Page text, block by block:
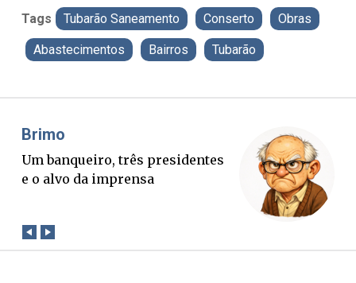
Tags Tubarão Saneamento Conserto Obras
Abastecimentos Bairros Tubarão
três presidentes
da imprensa
Misael Elias
O Boato
verdade. Mas
conta?